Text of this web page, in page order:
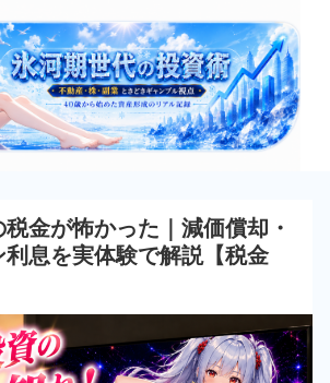
金が怖かった｜減価償却・
息を実体験で解説【税金